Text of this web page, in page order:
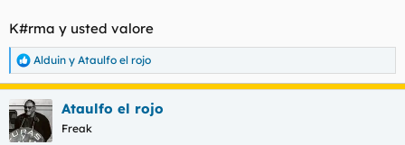
K#rma y usted valore
R
e
a
c
c
i
Alduin y Ataulfo el rojo
Ataulfo el rojo
Freak